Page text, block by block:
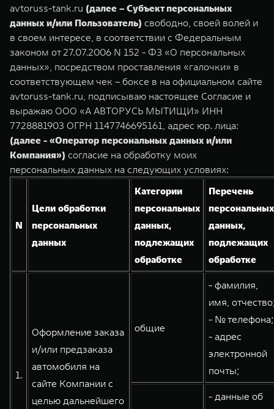
TANK 300
Следуй за открытиями
от 3 999 000 ₽
TANK 400
За пределы возможного
от 5 599 000 ₽
TANK 500
Веди за собой
от 6 499 000 ₽
TANK 700
Сила признания
от 10 199 000 ₽
Расширяя границы комфорта
WEY 05
Эстетика нового времени
от 5 699 000 ₽
WEY 80 WEY 80 Лаундж
Масштаб возможностей
Тест-драйв
Зарядные станции
ПОКУПКА АВТОМОБИЛЯ
TANK Финансы
Корпоративным клиентам
TANK ФИНАНСЫ
TANK Кредит
TANK Страхование
СЕРВИС
Калькулятор ТО
Нулевое ТО
Сервис
Специальные предложения
Моторные масла
ЦИФРОВЫЕ СЕРВИСЫ TANK
Подписки
GWM ТЕХ ДЕНЬ
Новости
avtoruss-tank.ru (далее – Субъект персональных
данных и/или Пользователь) свободно, своей волей и
в своем интересе, в соответствии с Федеральным
законом от 27.07.2006 N 152 - ФЗ «О персональных
данных», посредством проставления «галочки» в
соответствующем чек – боксе в на официальном сайте
avtoruss-tank.ru, подписываю настоящее Согласие и
выражаю ООО «А АВТОРУСЬ МЫТИЩИ» ИНН
7728881903 ОГРН 1147746695161, адрес юр. лица:
(далее - «Оператор персональных данных и/или
Компания») согласие на обработку моих
персональных данных на следующих условиях:
N
Цели обработки
персональных
данных
Категории
персональных
данных,
подлежащих
обработке
Перечень
персональных
данных,
подлежащих
обработке
1.
Оформление заказа
и/или предзаказа
автомобиля на
сайте Компании с
целью дальнейшего
общие
- фамилия,
имя,
- № телефона;
- адрес
электронной
почты;
- данные об